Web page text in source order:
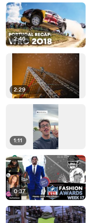
2:46
2:29
1:11
0:37